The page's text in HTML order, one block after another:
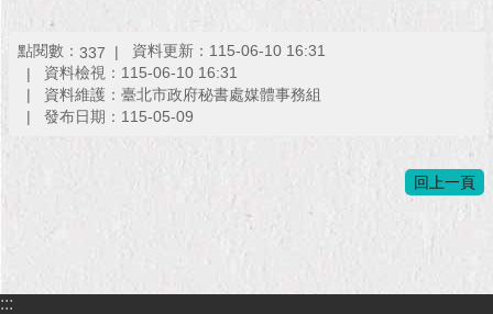
點閱數： 337
資料更新：115-06-10 16:31
資料檢視：115-06-10 16:31
資料維護：臺北市政府秘書處媒體事務組
發布日期：115-05-09
回上一頁
:::